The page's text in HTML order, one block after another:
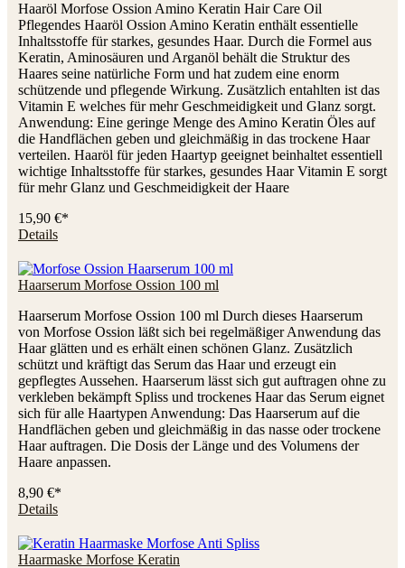
Haaröl Morfose Ossion Amino Keratin Hair Care Oil
Pflegendes Haaröl Ossion Amino Keratin enthält essentielle
Inhaltsstoffe für starkes, gesundes Haar. Durch die Formel aus
Keratin, Aminosäuren und Arganöl behält die Struktur des
Haares seine natürliche Form und hat zudem eine enorm
schützende und pflegende Wirkung. Zusätzlich entahlten ist das
Vitamin E welches für mehr Geschmeidigkeit und Glanz sorgt.
Anwendung: Eine geringe Menge des Amino Keratin Öles auf
die Handflächen geben und gleichmäßig in das trockene Haar
verteilen. Haaröl für jeden Haartyp geeignet beinhaltet essentiell
wichtige Inhaltsstoffe für starkes, gesundes Haar Vitamin E sorgt
für mehr Glanz und Geschmeidigkeit der Haare
15,90 €*
Details
Haarserum Morfose Ossion 100 ml
Haarserum Morfose Ossion 100 ml Durch dieses Haarserum
von Morfose Ossion läßt sich bei regelmäßiger Anwendung das
Haar glätten und es erhält einen schönen Glanz. Zusätzlich
schützt und kräftigt das Serum das Haar und erzeugt ein
gepflegtes Aussehen. Haarserum lässt sich gut auftragen ohne zu
verkleben bekämpft Spliss und trockenes Haar das Serum eignet
sich für alle Haartypen Anwendung: Das Haarserum auf die
Handflächen geben und gleichmäßig in das nasse oder trockene
Haar auftragen. Die Dosis der Länge und des Volumens der
Haare anpassen.
8,90 €*
Details
Haarmaske Morfose Keratin